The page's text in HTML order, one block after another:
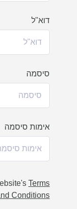
דוא"ל
סיסמה
אימות סיסמה
Terms
Conditions